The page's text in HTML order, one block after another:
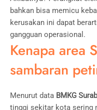
bahkan bisa memicu
kerusakan ini dapat
gangguan operasional.
Kenapa area
sambaran
Menurut data BMKG
tinggi sekitar kota sering